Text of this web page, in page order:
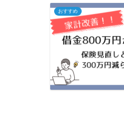
おすすめ